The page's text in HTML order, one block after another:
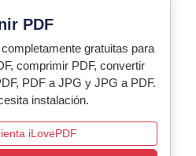
PDF
gratuitas para
comprimir PDF, convertir
PDF a JPG y JPG a PDF.
instalación.
iLovePDF